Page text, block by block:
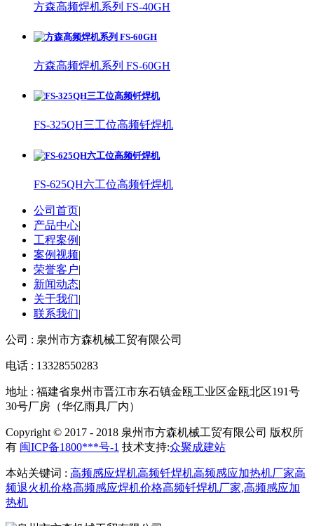
方森高频焊机系列 FS-40GH
方森高频焊机系列 FS-60GH
FS-325QH三工位高频钎焊机
FS-625QH六工位高频钎焊机
公司首页|
产品中心|
工程案例 |
案例视频|
荣誉客户|
新闻动态|
关于我们|
联系我们|
公司 : 泉州市方森机械工贸有限公司
电话 : 13328550283
地址 : 福建省泉州市晋江市东石镇金瓯工业区金瓯北区191号
30号厂房（华亿雨具厂内）
Copyright © 2017 - 2018 泉州市方森机械工贸有限公司 版权所
有 闽ICP备1800***号-1 技术支持:众聚成建站
本站关键词 : 高频感应焊机高频钎焊机高频感应加热机厂家高
频退火机价格高频感应焊机价格高频钎焊机厂家,高频感应加
热机